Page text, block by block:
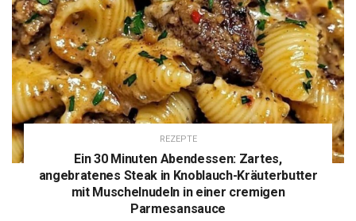
REZEPTE
Ein 30 Minuten Abendessen: Zartes,
angebratenes Steak in Knoblauch-Kräuterbutter
mit Muschelnudeln in einer cremigen
Parmesansauce